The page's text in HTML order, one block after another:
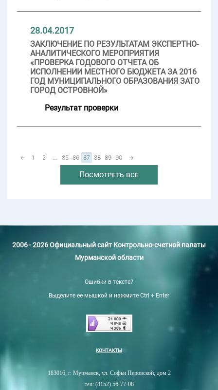
28.04.2017
ЗАКЛЮЧЕНИЕ ПО РЕЗУЛЬТАТАМ ЭКСПЕРТНО-
АНАЛИТИЧЕСКОГО МЕРОПРИЯТИЯ
«ПРОВЕРКА ГОДОВОГО ОТЧЕТА ОБ
ИСПОЛНЕНИИ МЕСТНОГО БЮДЖЕТА ЗА 2016
ГОД МУНИЦИПАЛЬНОГО ОБРАЗОВАНИЯ ЗАТО
ГОРОД ОСТРОВНОЙ»
Результат проверки
← 1 2 ... 85 86 87 88 89 90 →
Посмотреть все
2006 - 2026 Официальный сайт Контрольно-счетной палаты
Мурманской области
Ошибки в тексте?
Выделите ее мышкой и нажмите Ctrl + Enter
КОНТАКТЫ
183016, г. Мурманск, ул. Софьи Перовской, дом 2
тел: (8152) 56-77-08